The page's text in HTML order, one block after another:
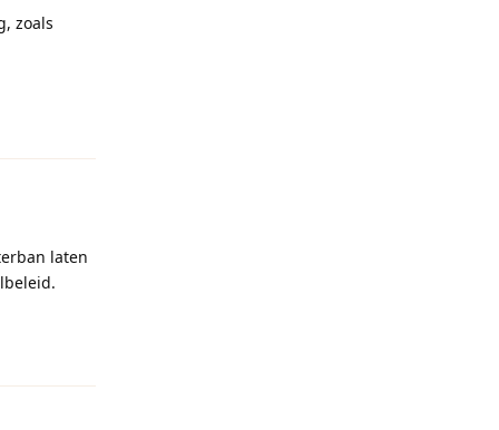
zoals
laten